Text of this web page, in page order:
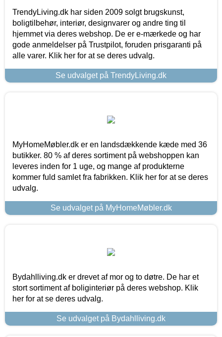
TrendyLiving.dk har siden 2009 solgt brugskunst,
boligtilbehør, interiør, designvarer og andre ting til
hjemmet via deres webshop. De er e-mærkede og har
gode anmeldelser på Trustpilot, foruden prisgaranti på
alle varer. Klik her for at se deres udvalg.
Se udvalget på TrendyLiving.dk
MyHomeMøbler.dk er en landsdækkende kæde med 36
butikker. 80 % af deres sortiment på webshoppen kan
leveres inden for 1 uge, og mange af produkterne
kommer fuld samlet fra fabrikken. Klik her for at se deres
udvalg.
Se udvalget på MyHomeMøbler.dk
Bydahlliving.dk er drevet af mor og to døtre. De har et
stort sortiment af boliginteriør på deres webshop. Klik
her for at se deres udvalg.
Se udvalget på Bydahlliving.dk